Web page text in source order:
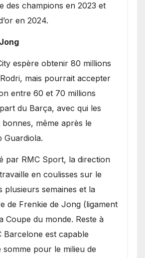
des champions en 2023 et
en 2024.
espère obtenir 80 millions
mais pourrait accepter
entre 60 et 70 millions
du Barça, avec qui les
même après le
Guardiola.
par RMC Sport, la direction
en coulisses sur le
plusieurs semaines et la
de Frenkie de Jong (ligament
Coupe du monde. Reste à
Barcelone est capable
somme pour le milieu de